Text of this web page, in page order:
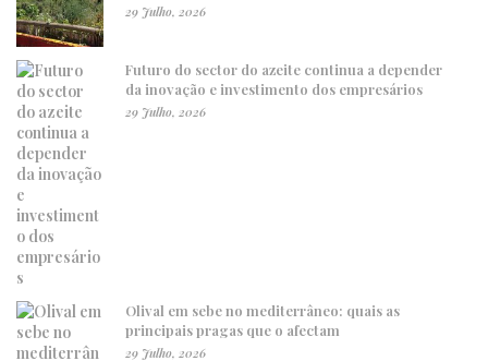
29 Julho, 2026
Futuro do sector do azeite continua a depender
da inovação e investimento dos empresários
29 Julho, 2026
Olival em sebe no mediterrâneo: quais as
principais pragas que o afectam
29 Julho, 2026